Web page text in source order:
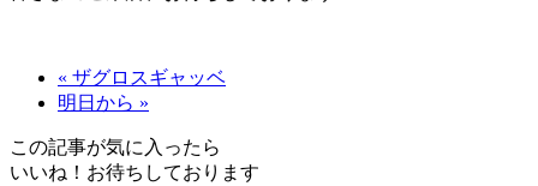
« ザグロスギャッベ
明日から »
この記事が気に入ったら
いいね！お待ちしております